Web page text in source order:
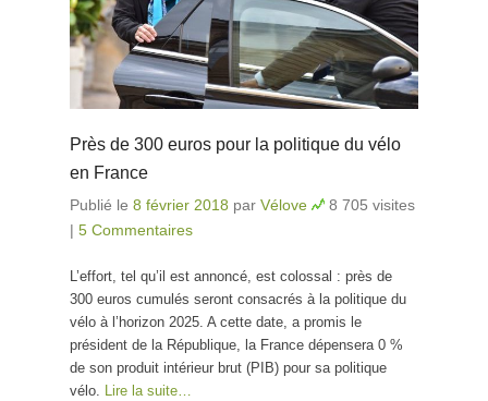
Près de 300 euros pour la politique du vélo
en France
Publié le 8 février 2018 par Vélove
8 705 visites
| 5 Commentaires
L’effort, tel qu’il est annoncé, est colossal : près de
300 euros cumulés seront consacrés à la politique du
vélo à l’horizon 2025. A cette date, a promis le
président de la République, la France dépensera 0 %
de son produit intérieur brut (PIB) pour sa politique
vélo.
Lire la suite…